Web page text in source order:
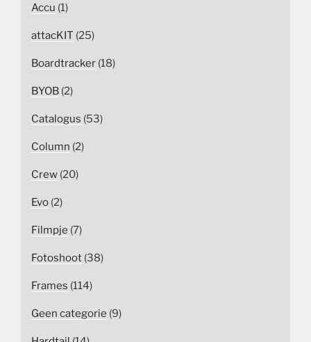
Accu (1)
attacKIT (25)
Boardtracker (18)
BYOB (2)
Catalogus (53)
Column (2)
Crew (20)
Evo (2)
Filmpje (7)
Fotoshoot (38)
Frames (114)
Geen categorie (9)